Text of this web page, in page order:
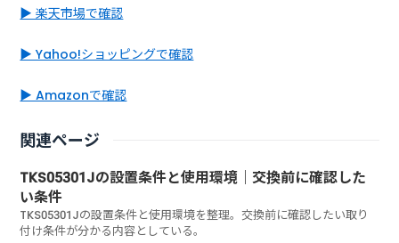
▶ 楽天市場で確認
▶ Yahoo!ショッピングで確認
▶ Amazonで確認
関連ページ
TKS05301Jの設置条件と使用環境｜交換前に確認した
い条件
TKS05301Jの設置条件と使用環境を整理。交換前に確認したい取り
付け条件が分かる内容としている。